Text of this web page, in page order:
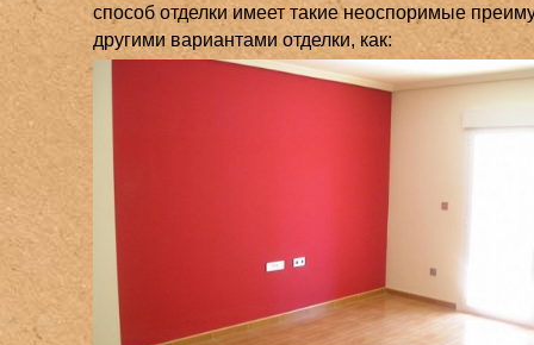
способ отделки имеет такие неоспоримые
другими вариантами отделки, как: